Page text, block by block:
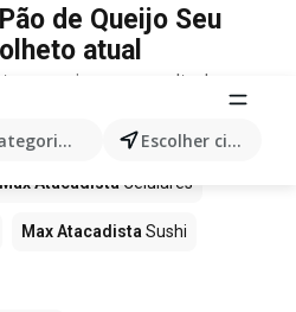
Escolher cidade
de Queijo Seu
atual
quaisquer resultados
Max Atacadista
Max Atacadista Celulares
Max Atacadista Sushi